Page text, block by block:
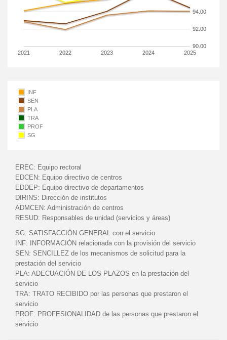
2021 2022 2023 2024 2025
90.00
92.00
94.00
INF
SEN
PLA
TRA
PROF
SG
EREC: Equipo rectoral
EDCEN: Equipo directivo de centros
EDDEP: Equipo directivo de departamentos
DIRINS: Dirección de institutos
ADMCEN: Administración de centros
RESUD: Responsables de unidad (servicios y áreas)
SG: SATISFACCIÓN GENERAL con el servicio
INF:
INFORMACIÓN relacionada con la provisión del servicio
SEN: SENCILLEZ de los mecanismos de solicitud para la
prestación del servicio
PLA: ADECUACIÓN DE LOS PLAZOS en la prestación del
servicio
TRA: TRATO RECIBIDO por las personas que prestaron el
servicio
PROF: PROFESIONALIDAD de las personas que prestaron el
servicio